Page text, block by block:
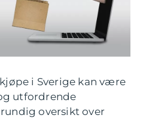
i Sverige kan være
utfordrende
oversikt over